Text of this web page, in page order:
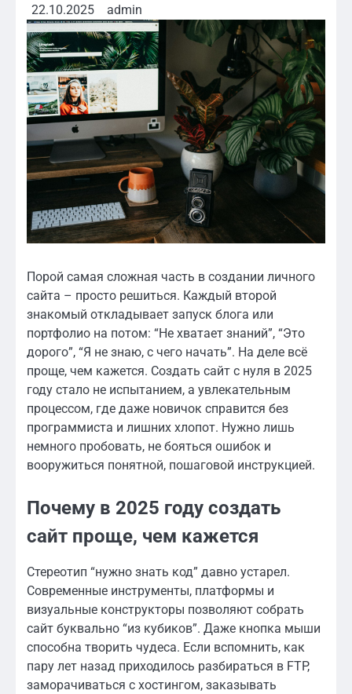
22.10.2025 admin
Порой самая сложная часть в создании личного
сайта – просто решиться. Каждый второй
знакомый откладывает запуск блога или
портфолио на потом: “Не хватает знаний”, “Это
дорого”, “Я не знаю, с чего начать”. На деле всё
проще, чем кажется. Создать сайт с нуля в 2025
году стало не испытанием, а увлекательным
процессом, где даже новичок справится без
программиста и лишних хлопот. Нужно лишь
немного пробовать, не бояться ошибок и
вооружиться понятной, пошаговой инструкцией.
Почему в 2025 году создать
сайт проще, чем кажется
Стереотип “нужно знать код” давно устарел.
Современные инструменты, платформы и
визуальные конструкторы позволяют собрать
сайт буквально “из кубиков”. Даже кнопка мыши
способна творить чудеса. Если вспомнить, как
пару лет назад приходилось разбираться в FTP,
заморачиваться с хостингом, заказывать